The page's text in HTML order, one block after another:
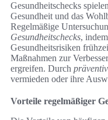
Gesundheitschecks
Gesundheit und das
Regelmäßige
Gesundheitschecks,
Gesundheitsrisiken
Maßnahmen zur
ergreifen. Durch
vermieden oder ihre
Vorteile regelmäßiger